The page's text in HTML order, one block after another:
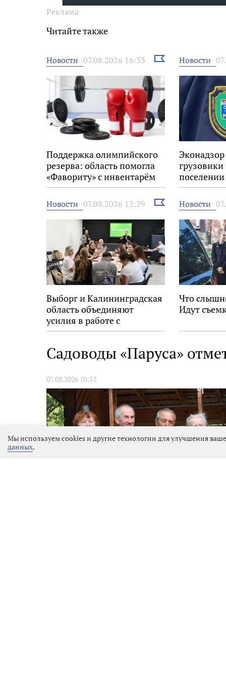
Реклама
Читайте также
Новости 07.08.2026 16:33
Выбрать
новость
Поддержка олимпийского
резерва: область помогла
«Фавориту» с инвентарём
Новости
поселении
Новости 07.08.2026 12:29
Выбрать
новость
Выборг и Калининградская
область объединяют
усилия в работе с
молодёжью
Новости
Что
Идут
Садоводы «Паруса»
07.08.2026 10:52
Мы используем cookies и другие технологии для улучшения
данных.